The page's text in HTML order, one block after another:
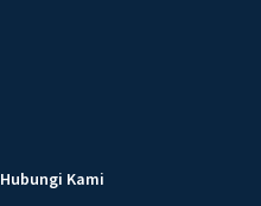
Hubungi Kami